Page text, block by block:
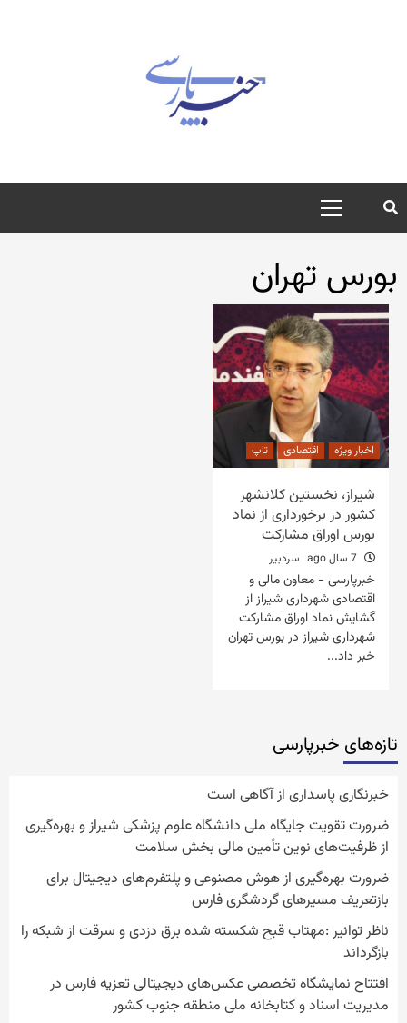
منوی
اصلی
بورس تهران
اخبار ویژه اقتصادی تاپ
شیراز، نخستین کلانشهر
کشور در برخورداری از نماد
بورس اوراق مشارکت
سردبیر
خبرپارسی - معاون مالی و
اقتصادی شهرداری شیراز از
گشایش نماد اوراق مشارکت
شهرداری شیراز در بورس تهران
خبر داد...
تازه‌‏های خبرپارسی
خبرنگاری پاسداری از آگاهی است
ضرورت تقویت جایگاه ملی دانشگاه علوم پزشکی شیراز و بهره‌گیری
از ظرفیت‌های نوین تأمین مالی بخش سلامت
ضرورت بهره‌گیری از هوش مصنوعی و پلتفرم‌های دیجیتال برای
بازتعریف مسیرهای گردشگری فارس
ناظر توانیر :مهتاب قبح شکسته شده برق دزدی و سرقت از شبکه را
بازگرداند
افتتاح نمایشگاه تخصصی عکس‌های دیجیتالی تعزیه فارس در
مدیریت اسناد و کتابخانه ملی منطقه جنوب کشور